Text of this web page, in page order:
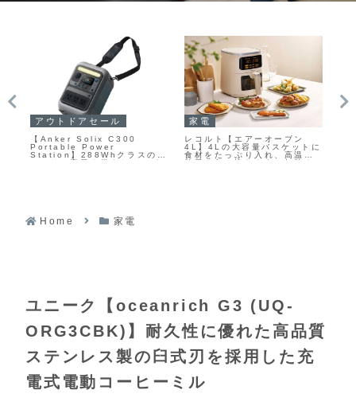
アウトドアセール
【Anker Solix C300
Portable Power
Station】288Whクラスのバ
ッテリー容量を備えたコンパ
27,990円から
家電
レコルト【エアーオーブン
4L】4Lの大容量バスケットに
食材をたっぷり入れ、高温の
熱風で包み込むように加熱す
Home 家電
ユニーク【oceanrich G3 (UQ-
ORG3CBK)】耐久性に優れた高品質
ステンレス製の臼式刃を採用した充
電式電動コーヒーミル